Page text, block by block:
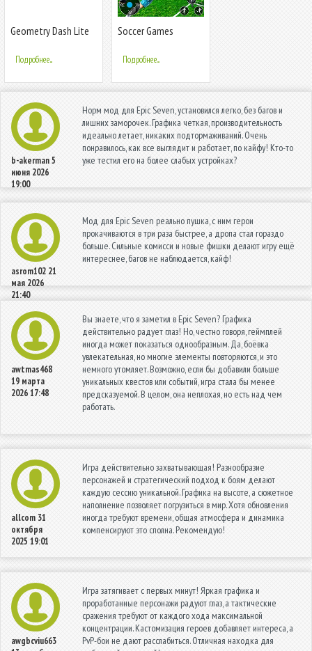
Geometry Dash Lite
Подробнее...
Soccer Games
Подробнее...
b-akerman5
июня 2026
19:00
Норм мод для Epic Seven, установился легко, без багов и
лишних заморочек. Графика четкая, производительность
идеально летает, никаких подтормаживаний. Очень
понравилось, как все выглядит и работает, по кайфу! Кто-то
уже тестил его на более слабых устройках?
asrom102 21
мая 2026
21:40
Мод для Epic Seven реально пушка, с ним герои
прокачиваются в три раза быстрее, а дропа стал гораздо
больше. Сильные комисси и новые фишки делают игру ещё
интереснее, багов не наблюдается, кайф!
awtmas468
19 марта
2026 17:48
Вы знаете, что я заметил в Epic Seven? Графика
действительно радует глаз! Но, честно говоря, геймплей
иногда может показаться однообразным. Да, боёвка
увлекательная, но многие элементы повторяются, и это
немного утомляет. Возможно, если бы добавили больше
уникальных квестов или событий, игра стала бы менее
предсказуемой. В целом, она неплохая, но есть над чем
работать.
allcom 31
октября
2025 19:01
Игра действительно захватывающая! Разнообразие
персонажей и стратегический подход к боям делают
каждую сессию уникальной. Графика на высоте, а сюжетное
наполнение позволяет погрузиться в мир. Хотя обновления
иногда требуют времени, общая атмосфера и динамика
компенсируют это сполна. Рекомендую!
awgbcviu663
Игра затягивает с первых минут! Яркая графика и
проработанные персонажи радуют глаз, а тактические
сражения требуют от каждого хода максимальной
концентрации. Кастомизация героев добавляет интереса, а
PvP-бои не дают расслабиться. Отличная находка для